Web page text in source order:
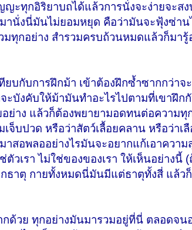
ะทุกอิริยาบถได้แล้วการนั่งจะง่ายจะสง
านั่งนี่มันไม่ยอมหยุด คือว่ามันจะฟุ้งซ่าน
มทุกอย่าง สำรวมครบถ้วนหมดแล้วก็มา
ยบกับการฝึกม้า เข้าต้องฝึกซ้ำซากกว่าจ
ะบังคับให้ม้ามันทำอะไรไปตามที่เขาฝึก
ย่าง แล้วก็ต้องพยายามอดทนต่อความทุ
จ็บปวด หรือว่าสัตว์เลื้อยคลาน หรือว่าเ
อพลออย่างไรมันจะอยากแก้เอาความ
ตัวเรา ไม่ใช่ของของเรา ให้เห็นอย่าง
าตุ กายทั้งหมดนี่มันมีแต่ธาตุทั้งสี่ แล้ว
ด้วย ทุกอย่างมันมารวมอยู่ที่นี่ ตลอดจน